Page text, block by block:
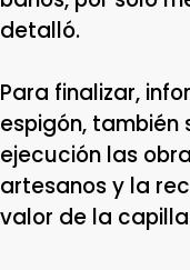
detalló.
Para finalizar,
espigón, también
ejecución las
artesanos y la
valor de la